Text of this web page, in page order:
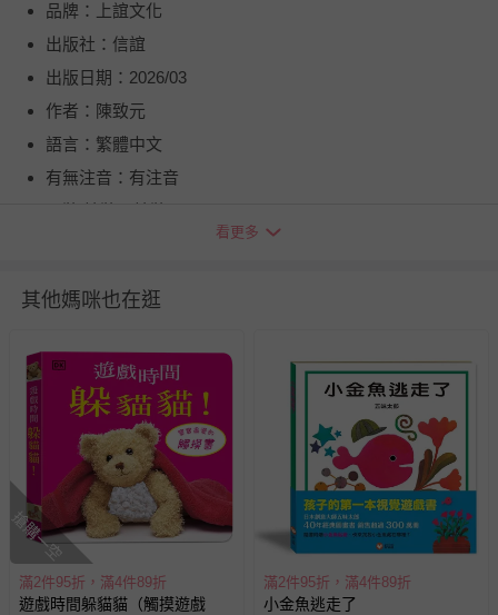
品牌：上誼文化
出版社：信誼
出版日期：2026/03
作者：陳致元
語言：繁體中文
有無注音：有注音
供電資訊：無
適用年齡：3～8歲
退換貨須知
您所購買的商品享有7天的鑑賞期／猶豫期權益，但此期間
並非試用期，您所退回的商品必須是未經使用的全新狀態，
包含完整包裝、配件、說明文件及贈品等。
如需退換貨，請於收到商品7天（含例假日內提出），如為
瑕疵退換貨所產生的運費，將由媽咪愛負責處理，若非瑕疵
退貨，您可至『查詢訂單』>『已出貨』中查詢該筆訂單，
看更多
其他媽咪也在逛
搶購一空
滿2件95折，滿4件89折
遊戲時間躲貓貓（觸摸遊戲
滿2件95折，滿4件89折
小金魚逃走了